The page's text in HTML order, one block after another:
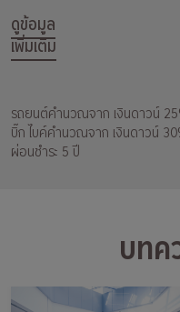
ดูข้อมูล
เพิ่มเติม
รถยนต์คำนวณจาก เงินดาวน์
บิ๊ก ไบค์คำนวณจาก เงินดาวน์
ผ่อนชำระ 5 ปี
บทค